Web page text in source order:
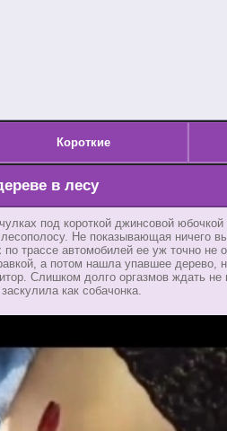
Короткие
в лесу
под короткой джинсовой
Не показывающая ничего
трассе автомобилей ее уж точно не
а потом нашла упавшее дерево,
Слишком долго оргазмов ждать
как собачонка.